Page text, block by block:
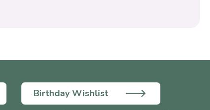
Birthday Wishlist